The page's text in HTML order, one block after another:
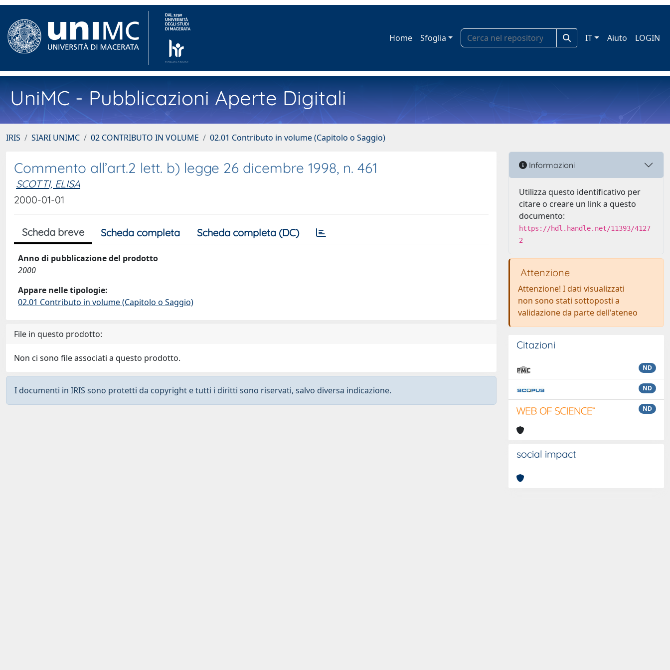
Home Sfoglia IT Aiuto LOGIN
UniMC - Pubblicazioni Aperte Digitali
IRIS SIARI UNIMC 02 CONTRIBUTO IN VOLUME 02.01 Contributo in volume (Capitolo o Saggio)
Commento all’art.2 lett. b) legge 26 dicembre 1998, n. 461
SCOTTI, ELISA
2000-01-01
Scheda breve Scheda completa Scheda completa (DC)
Anno di pubblicazione del prodotto
2000
Appare nelle tipologie:
02.01 Contributo in volume (Capitolo o Saggio)
File in questo prodotto:
Non ci sono file associati a questo prodotto.
I documenti in IRIS sono protetti da copyright e tutti i diritti sono riservati, salvo diversa indicazione.
Informazioni
Utilizza questo identificativo per
citare o creare un link a questo
documento:
https://hdl.handle.net/11393/4127
2
Attenzione
Attenzione! I dati visualizzati
non sono stati sottoposti a
validazione da parte dell'ateneo
Citazioni
ND
ND
ND
social impact